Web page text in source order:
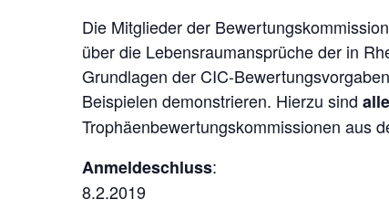
Die Mitglieder der
über die Lebensraumansprüche der in
Grundlagen der CIC-
Beispielen demonstrieren. Hierzu sind
Trophäenbewertungskommissionen aus
Anmeldeschluss:
8.2.2019